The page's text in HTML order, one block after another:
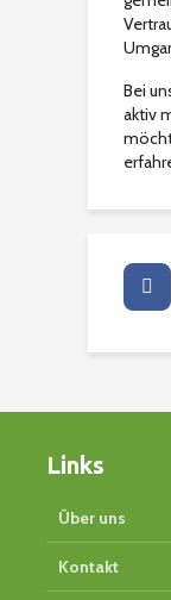
Bei
aktiv
Links
Über uns
Kontakt